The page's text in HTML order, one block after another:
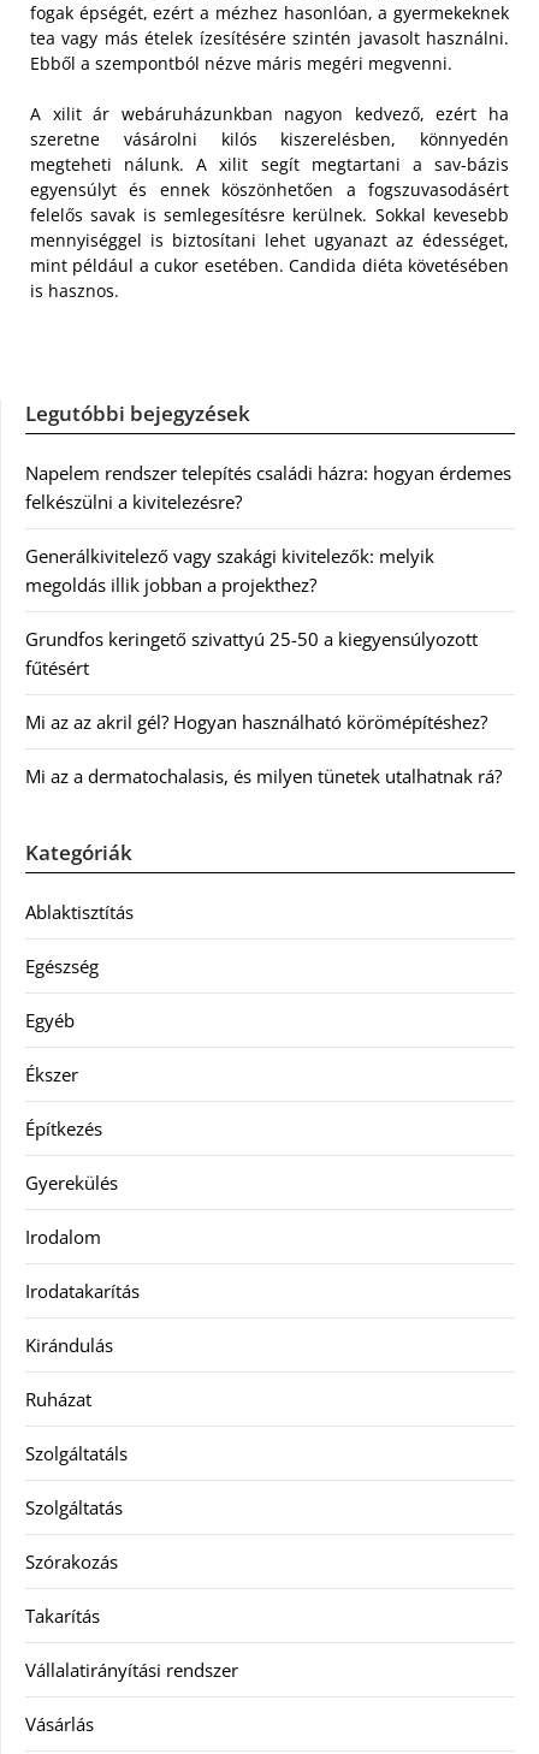
fogak épségét, ezért a mézhez hasonlóan, a gyermekeknek
tea vagy más ételek ízesítésére szintén javasolt használni.
Ebből a szempontból nézve máris megéri megvenni.
A xilit ár webáruházunkban nagyon kedvező, ezért ha
szeretne vásárolni kilós kiszerelésben, könnyedén
megteheti nálunk. A xilit segít megtartani a sav-bázis
egyensúlyt és ennek köszönhetően a fogszuvasodásért
felelős savak is semlegesítésre kerülnek. Sokkal kevesebb
mennyiséggel is biztosítani lehet ugyanazt az édességet,
mint például a cukor esetében. Candida diéta követésében
is hasznos.
Legutóbbi bejegyzések
Napelem rendszer telepítés családi házra: hogyan érdemes
felkészülni a kivitelezésre?
Generálkivitelező vagy szakági kivitelezők: melyik
megoldás illik jobban a projekthez?
Grundfos keringető szivattyú 25-50 a kiegyensúlyozott
fűtésért
Mi az az akril gél? Hogyan használható körömépítéshez?
Mi az a dermatochalasis, és milyen tünetek utalhatnak rá?
Kategóriák
Ablaktisztítás
Egészség
Egyéb
Ékszer
Építkezés
Gyerekülés
Irodalom
Irodatakarítás
Kirándulás
Ruházat
Szolgáltatáls
Szolgáltatás
Szórakozás
Takarítás
Vállalatirányítási rendszer
Vásárlás